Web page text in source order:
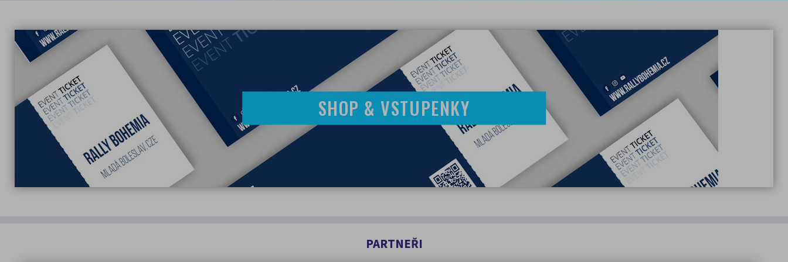
SHOP & VSTUPENKY
PARTNEŘI
Dále cookies dělíme nanezbytně nutná (technická), která slouží ke správné funkci webových stránek. Souhlas s použitím
technických cookies je automaticky platný. Spolu s technickými cookies můžete také povolit
volitelná cookies (statistická a
marketingová), která ukládáme do vašeho zařízení pouze na základě vašeho souhlasu a mohou být zpracována třetí stranou
(např. Google analytics, Facebook pixel apod.). Statistická cookies nám pomáhají vylepšovat webové stránky na základě vaší
návštěvy. Pomocí marketingových cookies vám můžeme nabídnout přesnější reklamní obsah podle zájmu z již navštívených
webových stránek.
Zakázání cookies v prohlížeči
Bez vašeho souhlasu do prohlížeče neukládáme žádná volitelná cookies.
Zakázáním všech cookies v prohlížeči může docházet
k nefunkčnostem některých částí webu. Více informací k zákazu cookies najdete v souborech s nápovědou vašeho prohlížeče: